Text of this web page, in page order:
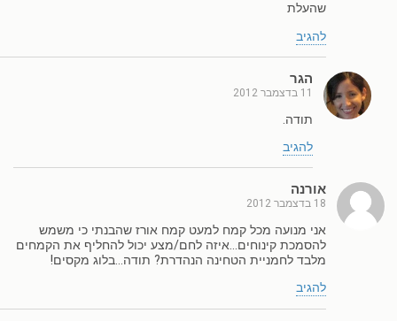
שהעלת
להגיב
הגר
11 בדצמבר 2012
תודה.
להגיב
אורנה
18 בדצמבר 2012
אני מנועה מכל קמח למעט קמח אורז שהבנתי כי משמש
להסמכת קינוחים…איזה לחם/מצע יכול להחליף את הקמחים
מלבד לחמניית הטחינה הנהדרת? תודה…בלוג מקסים!
להגיב